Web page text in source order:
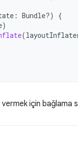
: Bundle?)
{
)
(
için bağlama